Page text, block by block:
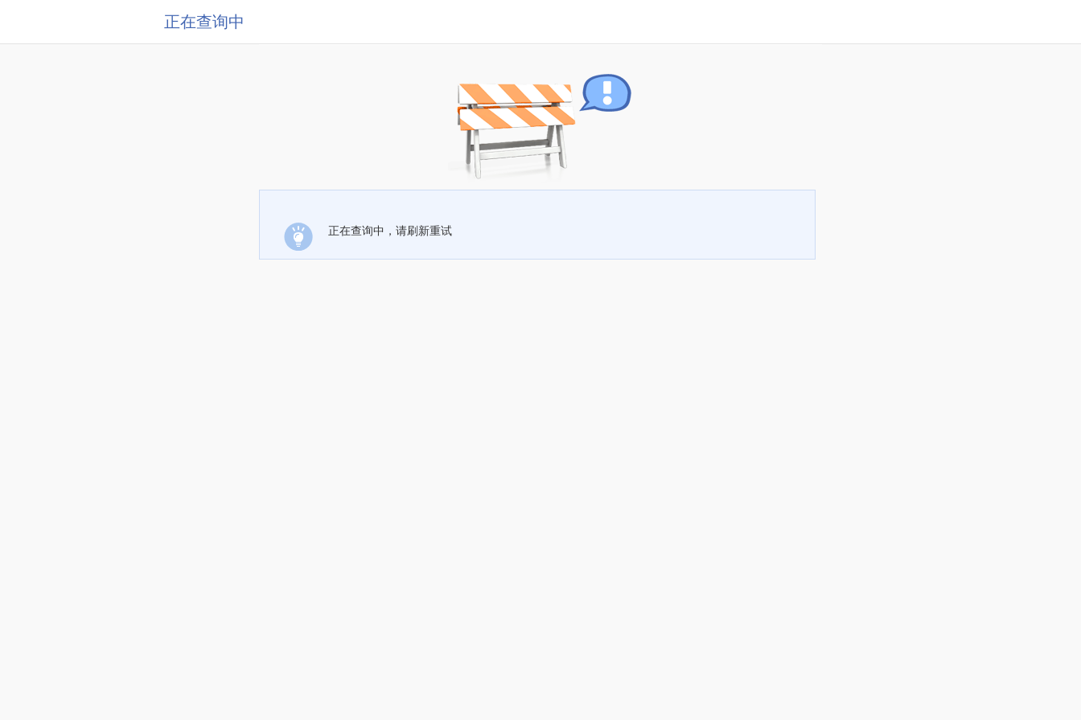
正在查询中
正在查询中，请刷新重试